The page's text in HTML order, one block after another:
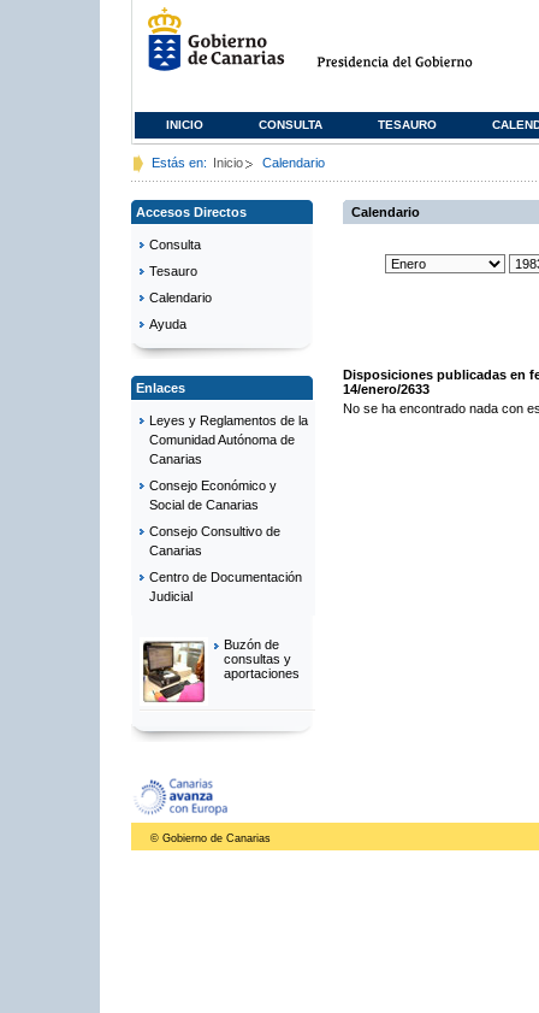
INICIO CONSULTA TESAURO
Estás en: Inicio Calendario
Accesos Directos
Consulta
Tesauro
Calendario
Ayuda
Enlaces
Leyes y Reglamentos de la
Comunidad Autónoma de
Canarias
Consejo Económico y
Social de Canarias
Consejo Consultivo de
Canarias
Centro de Documentación
Judicial
Buzón de
consultas y
aportaciones
Calendario
Disposiciones publicadas en
14/enero/2633
No se ha encontrado nada con
© Gobierno de Canarias